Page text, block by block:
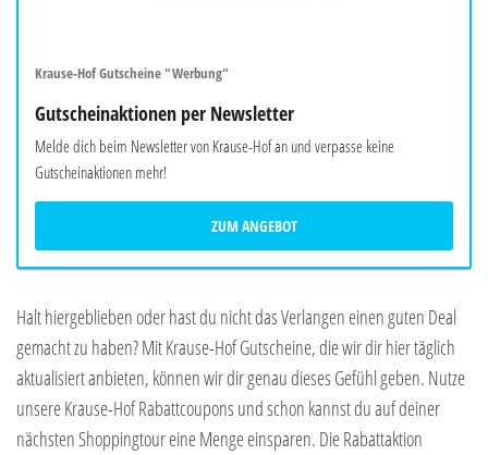
Krause-Hof Gutscheine "Werbung"
Gutscheinaktionen per Newsletter
Melde dich beim Newsletter von Krause-Hof an und verpasse keine
Gutscheinaktionen mehr!
ZUM ANGEBOT
Halt hiergeblieben oder hast du nicht das Verlangen einen guten Deal
gemacht zu haben? Mit Krause-Hof Gutscheine, die wir dir hier täglich
aktualisiert anbieten, können wir dir genau dieses Gefühl geben. Nutze
unsere Krause-Hof Rabattcoupons und schon kannst du auf deiner
nächsten Shoppingtour eine Menge einsparen. Die Rabattaktion